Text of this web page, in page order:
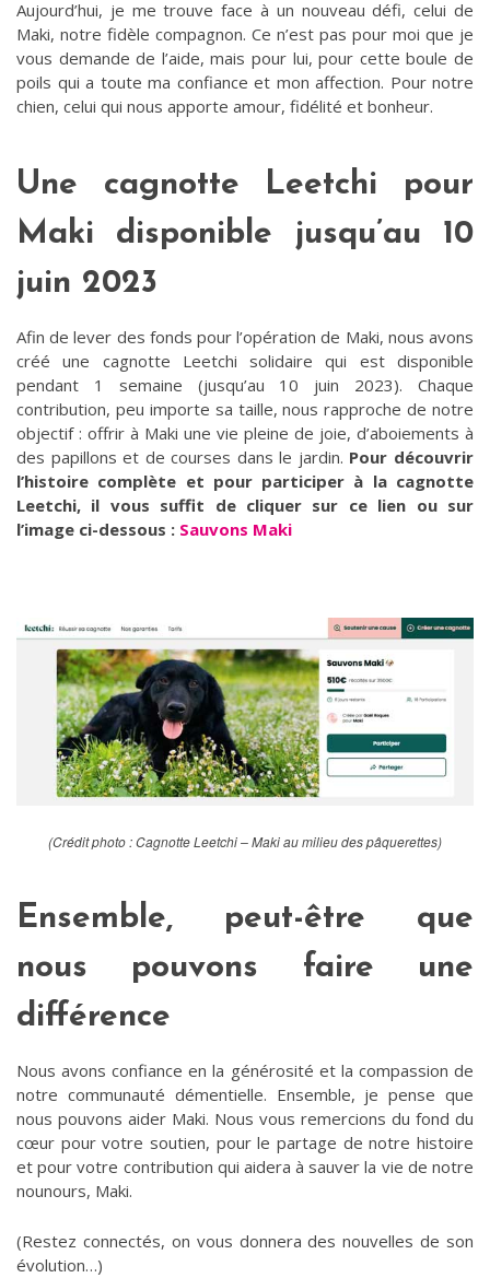
Aujourd’hui, je me trouve face à un nouveau défi, celui de
Maki, notre fidèle compagnon. Ce n’est pas pour moi que je
vous demande de l’aide, mais pour lui, pour cette boule de
poils qui a toute ma confiance et mon affection. Pour notre
chien, celui qui nous apporte amour, fidélité et bonheur.
Une cagnotte Leetchi pour
Maki disponible jusqu’au 10
juin 2023
Afin de lever des fonds pour l’opération de Maki, nous avons
créé une cagnotte Leetchi solidaire qui est disponible
pendant 1 semaine (jusqu’au 10 juin 2023). Chaque
contribution, peu importe sa taille, nous rapproche de notre
objectif : offrir à Maki une vie pleine de joie, d’aboiements à
des papillons et de courses dans le jardin. Pour découvrir
l’histoire complète et pour participer à la cagnotte
Leetchi, il vous suffit de cliquer sur ce lien ou sur
l’image ci-dessous : Sauvons Maki
(Crédit photo : Cagnotte Leetchi – Maki au milieu des pâquerettes)
Ensemble, peut-être que
nous pouvons faire une
différence
Nous avons confiance en la générosité et la compassion de
notre communauté démentielle. Ensemble, je pense que
nous pouvons aider Maki. Nous vous remercions du fond du
cœur pour votre soutien, pour le partage de notre histoire
et pour votre contribution qui aidera à sauver la vie de notre
nounours, Maki.
(Restez connectés, on vous donnera des nouvelles de son
évolution…)